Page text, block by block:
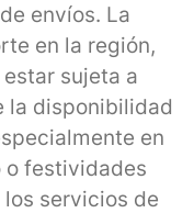
envíos. La
en la región,
sujeta a
la disponibilidad
en
o festividades
los servicios de